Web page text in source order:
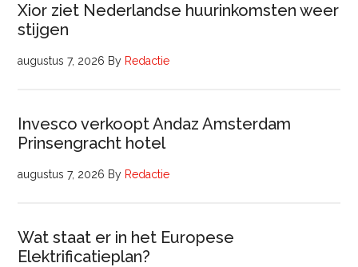
Xior ziet Nederlandse huurinkomsten weer
stijgen
augustus 7, 2026 By Redactie
Invesco verkoopt Andaz Amsterdam
Prinsengracht hotel
augustus 7, 2026 By Redactie
Wat staat er in het Europese
Elektrificatieplan?